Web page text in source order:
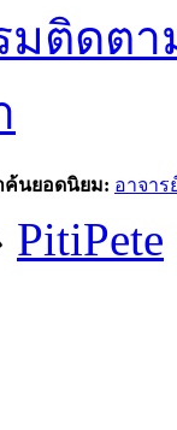
มติดต
ค้นยอดนิยม: อาจาร
PitiPete